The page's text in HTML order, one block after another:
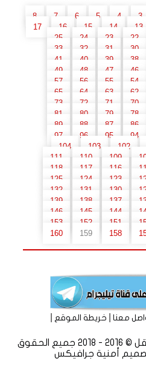
3
4
5
6
7
8
13
14
15
16
17
22
23
24
25
30
31
32
33
38
39
40
41
46
47
48
49
54
55
56
57
62
63
64
65
70
71
72
73
78
79
80
81
86
87
88
89
94
95
96
97
102
103
104
109
110
111
116
117
118
123
124
125
130
131
132
137
138
139
144
145
146
151
152
153
158
159
160
معنا|خريطة الموقع
موقع ( لا ) الأخباري المستقل © 2016 - 2018 جميع الحقوق
أمنية جرافيكس